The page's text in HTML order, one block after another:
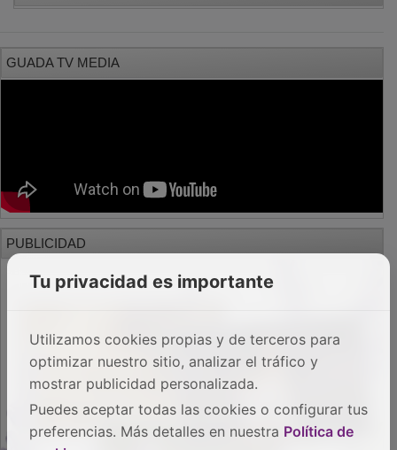
Tu privacidad es importante
Utilizamos cookies propias y de terceros para
optimizar nuestro sitio, analizar el tráfico y
mostrar publicidad personalizada.
Puedes aceptar todas las cookies o configurar tus
preferencias. Más detalles en nuestra Política de